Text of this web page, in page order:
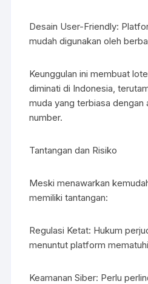
Desain User-Friendly:
mudah digunakan oleh
Keunggulan ini membuat
diminati di Indonesia,
muda yang terbiasa dengan
number.
Tantangan dan Risiko
Meski menawarkan
memiliki tantangan:
Regulasi Ketat: Hukum
menuntut platform
Keamanan Siber: Perlu